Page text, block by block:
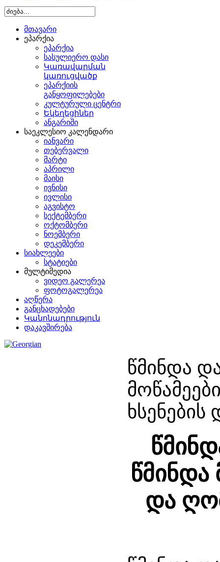
მთავარი
ეპარქია
ეპარქია
სასულიერო დასი
Կառավարման
կառուցվածք
ეპარქიის
განყოფილებები
კულტურული ცენტრი
Եկեղեցիներ
ანგარიში
საეკლესიო კალენდარი
იანვარი
თებერვალი
მარტი
აპრილი
მაისი
ივნისი
ივლისი
აგვისტო
სექტემბერი
ოქტომბერი
ნოემბერი
დეკემბერი
სიახლეები
სტატიები
მულტიმედია
ვიდეო გალერეა
ფოტოგალერეა
აღწერა
განცხადებები
Կանոնադրություն
დაკავშირება
წმინდა
ხსენების
წმინდა
და